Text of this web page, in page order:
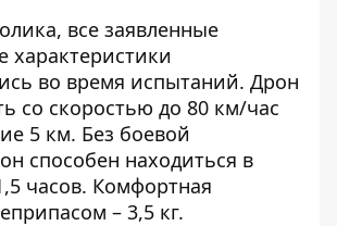
все заявленные
характеристики
во время испытаний. Дрон
со скоростью до 80 км/час
5 км. Без боевой
способен находиться в
часов. Комфортная
– 3,5 кг.